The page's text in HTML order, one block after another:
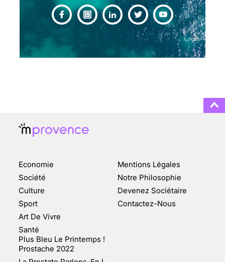
CHANGEMENT DE SEXE :
DES DEMANDES
TOUJOURS PLUS
FAIT SURFACE À
MARSEILLE (1/5)
10 jan 2022
Economie
Société
Culture
Sport
Art De Vivre
Santé
Plus Bleu Le Printemps !
Prostache 2022
Mentions Légales
Notre Philosophie
Devenez Sociétaire
Contactez-Nous